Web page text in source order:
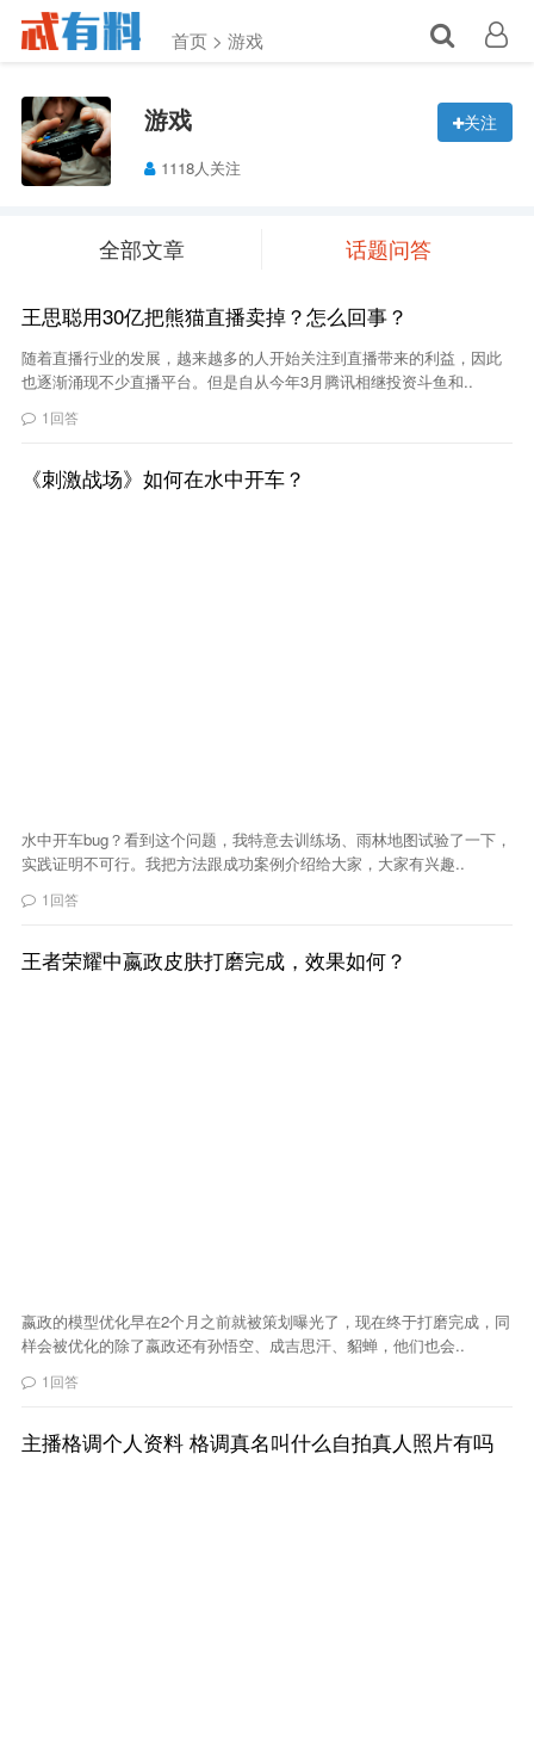
首页 > 游戏
游戏 关注
1118人关注
全部文章 话题问答
王思聪用30亿把熊猫直播卖掉？怎么回事？
随着直播行业的发展，越来越多的人开始关注到直播带来的利益，因此
也逐渐涌现不少直播平台。但是自从今年3月腾讯相继投资斗鱼和..
1回答
《刺激战场》如何在水中开车？
水中开车bug？看到这个问题，我特意去训练场、雨林地图试验了一下，
实践证明不可行。我把方法跟成功案例介绍给大家，大家有兴趣..
1回答
王者荣耀中嬴政皮肤打磨完成，效果如何？
嬴政的模型优化早在2个月之前就被策划曝光了，现在终于打磨完成，同
样会被优化的除了嬴政还有孙悟空、成吉思汗、貂蝉，他们也会..
1回答
主播格调个人资料 格调真名叫什么自拍真人照片有吗